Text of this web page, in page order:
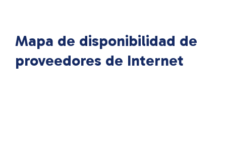
Mapa de disponibilidad de
proveedores de Internet